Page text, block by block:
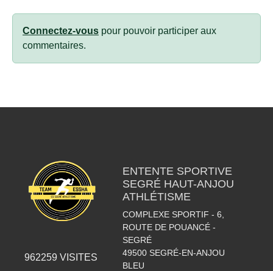
Connectez-vous pour pouvoir participer aux
commentaires.
962259 VISITES
ENTENTE SPORTIVE
SEGRÉ HAUT-ANJOU
ATHLÉTISME
COMPLEXE SPORTIF - 6,
ROUTE DE POUANCÉ -
SEGRÉ
49500 SEGRÉ-EN-ANJOU
BLEU